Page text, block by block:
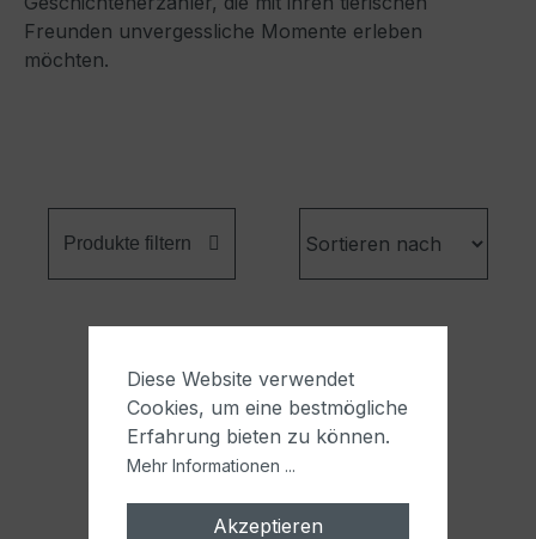
Freunden unvergessliche Momente erleben
möchten.
Produkte filtern
Diese Website verwendet
Cookies, um eine bestmögliche
Erfahrung bieten zu können.
Mehr Informationen ...
Akzeptieren